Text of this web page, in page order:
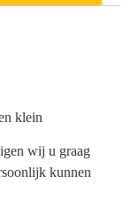
klein
wij u graag
kunnen